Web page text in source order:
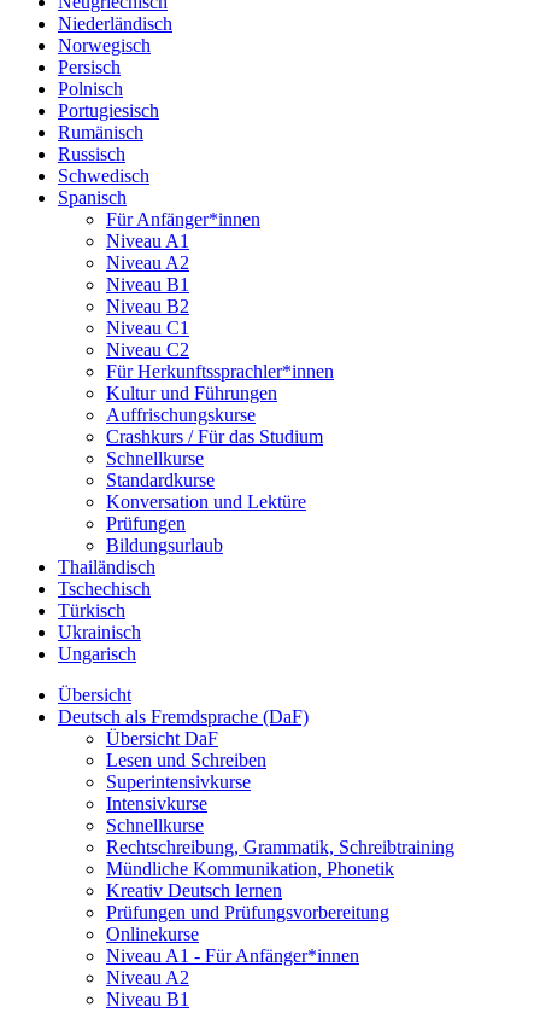
Niederländisch
Norwegisch
Persisch
Polnisch
Portugiesisch
Rumänisch
Russisch
Schwedisch
Spanisch
Für Anfänger*innen
Niveau A1
Niveau A2
Niveau B1
Niveau B2
Niveau C1
Niveau C2
Für Herkunftssprachler*innen
Kultur und Führungen
Auffrischungskurse
Crashkurs / Für das Studium
Schnellkurse
Standardkurse
Konversation und Lektüre
Prüfungen
Bildungsurlaub
Thailändisch
Tschechisch
Türkisch
Ukrainisch
Ungarisch
Übersicht
Deutsch als Fremdsprache (DaF)
Übersicht DaF
Lesen und Schreiben
Superintensivkurse
Intensivkurse
Schnellkurse
Rechtschreibung, Grammatik, Schreibtraining
Mündliche Kommunikation, Phonetik
Kreativ Deutsch lernen
Prüfungen und Prüfungsvorbereitung
Onlinekurse
Niveau A1 - Für Anfänger*innen
Niveau A2
Niveau B1